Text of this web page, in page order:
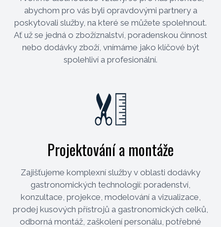
abychom pro vás byli opravdovými partnery a
poskytovali služby, na které se můžete spolehnout.
Ať už se jedná o zbožíznalství, poradenskou činnost
nebo dodávky zboží, vnímáme jako klíčové být
spolehliví a profesionální.
Projektování a montáže
Zajišťujeme komplexní služby v oblasti dodávky
gastronomických technologií: poradenství,
konzultace, projekce, modelování a vizualizace,
prodej kusových přístrojů a gastronomických celků,
odborná montáž, zaškolení personálu, potřebné